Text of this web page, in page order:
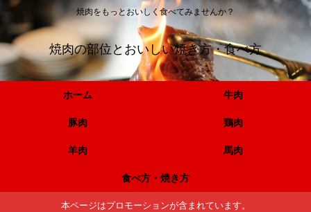
焼肉をもっとおいしく食べてみませんか？
焼肉の部位とおいしい焼き方・食べ方
ホーム 牛肉
豚肉 鶏肉
羊肉 馬肉
食べ方・焼き方
本ページはプロモーションが含まれています。